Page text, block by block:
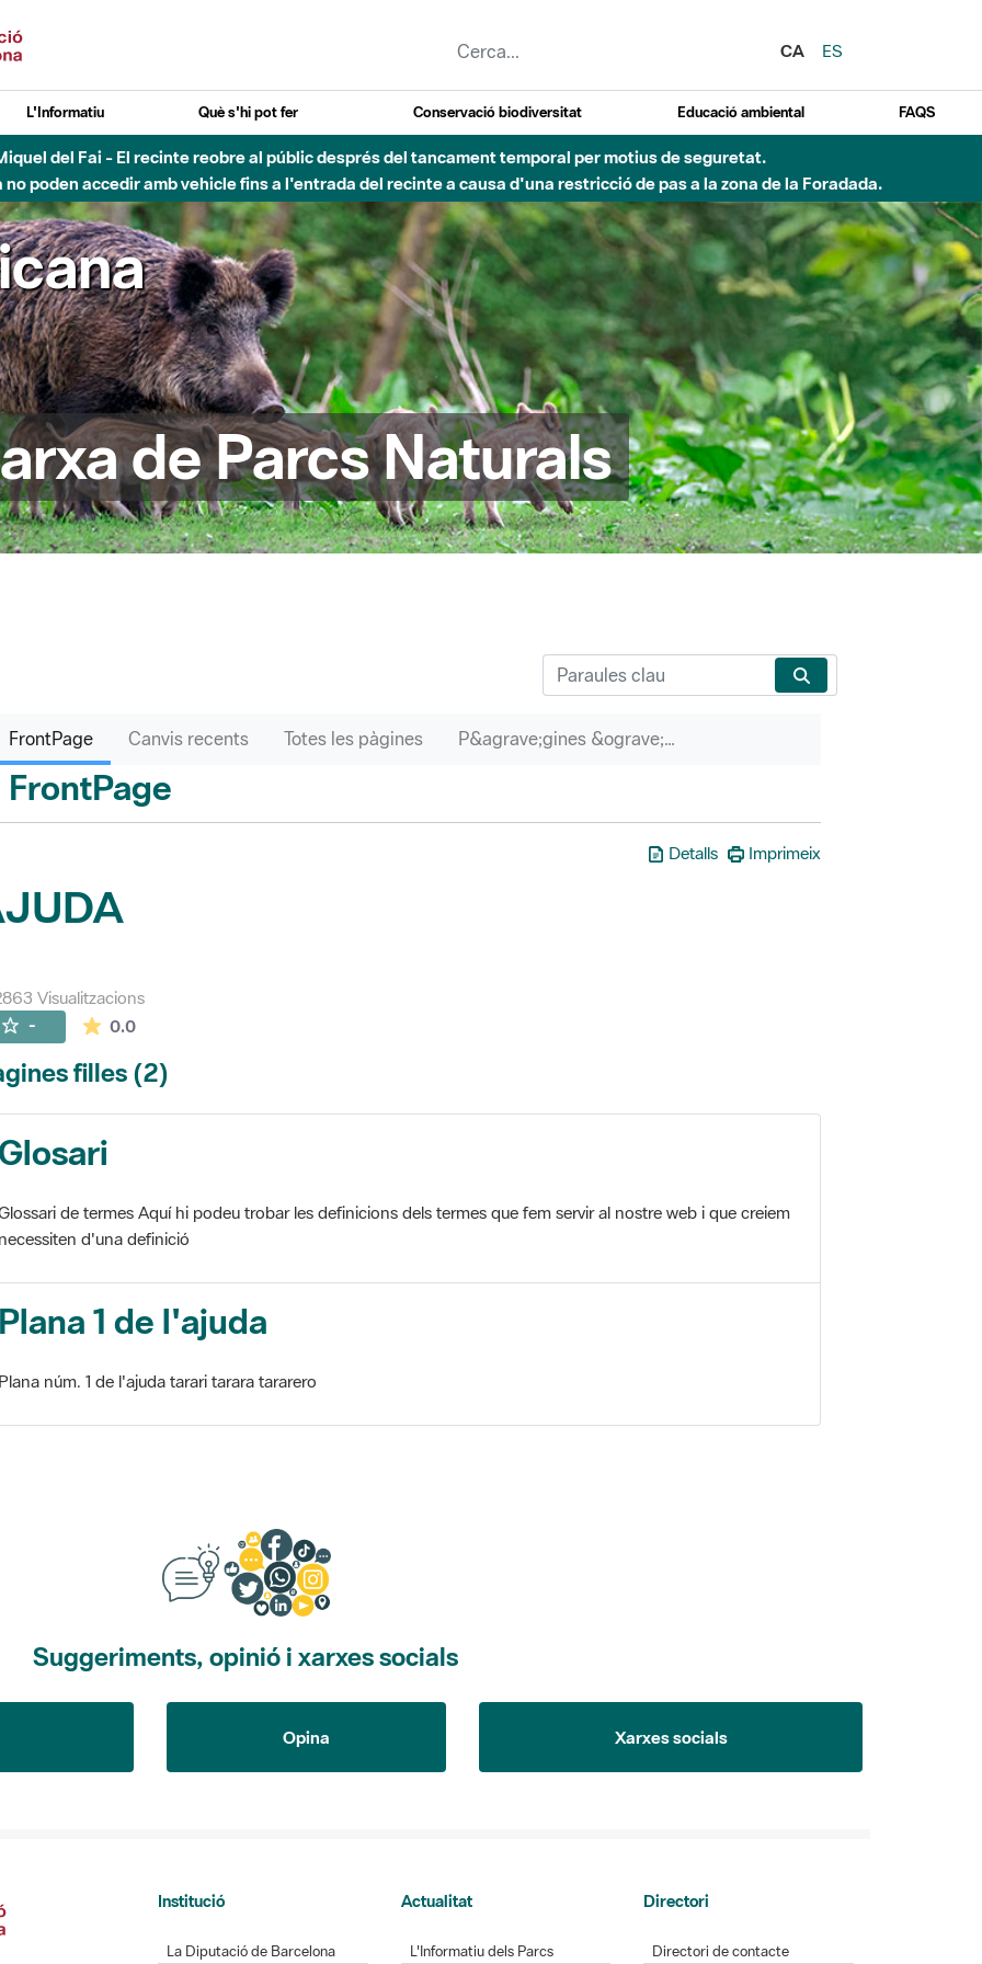
CA
ES
L'Informatiu Què s'hi pot fer Conservació biodiversitat Educació ambiental FAQS
del Fai - El recinte reobre al públic després del tancament temporal per motius de seguretat.
poden accedir amb vehicle fins a l'entrada del recinte a causa d'una restricció de pas a la zona de la Foradada.
de Parcs Naturals
FrontPage Canvis recents Totes les pàgines P&agrave;gines &ograve;rfenes
FrontPage
Detalls Imprimeix
Visualitzacions
- 0.0La mitjana de les valoracions és de 0 estrelles de 5.
filles (2)
Glosari
de termes Aquí hi podeu trobar les definicions dels termes que fem servir al nostre web i que creiem
necessiten d'una definició
Plana 1 de l'ajuda
Plana núm. 1 de l'ajuda tarari tarara tararero
Suggeriments, opinió i xarxes socials
Opina Xarxes socials
Institució
La Diputació de Barcelona
Actualitat
L'Informatiu dels Parcs
Directori
Directori de contacte